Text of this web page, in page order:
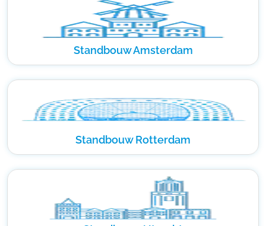
Standbouw Amsterdam
Standbouw Rotterdam